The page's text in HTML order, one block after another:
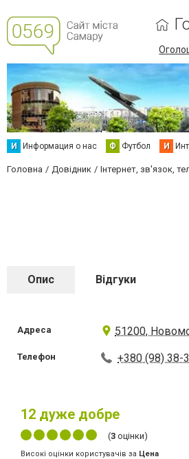
И Информация о нас Ф Футбол И
Головна Довідник Інтернет, зв'язок,
Опис Відгуки
Адреса 51200,
Телефон +380 (98) 38-
12 дуже добре
(3 оцінки)
Високі оцінки користувачів за Цена